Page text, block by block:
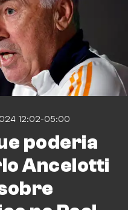
12:02-05:00
poderia
Ancelotti